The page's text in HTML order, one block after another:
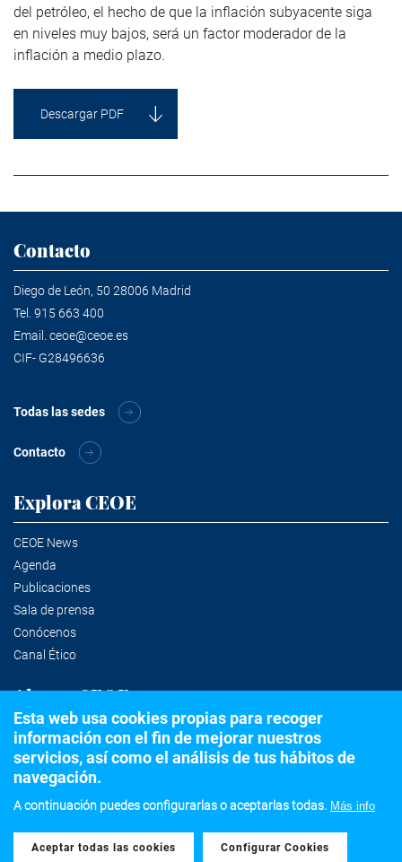
del petróleo, el hecho de que la inflación subyacente siga
en niveles muy bajos, será un factor moderador de la
inflación a medio plazo.
Descargar PDF
Contacto
Diego de León, 50 28006 Madrid
Tel. 915 663 400
Email. ceoe@ceoe.es
CIF- G28496636
Todas las sedes
Contacto
Explora CEOE
CEOE News
Agenda
Publicaciones
Sala de prensa
Conócenos
Canal Ético
Alertas CEOE
Suscríbete a la newsletter
©2020 Confederación Española de Organizaciones Empresariales
Aviso legal
Esta web usa cookies propias para recoger
información con el fin de mejorar nuestros
servicios, así como el análisis de tus hábitos de
navegación.
A continuación puedes configurarlas o aceptarlas todas. Más info
Aceptar todas las cookies
Withdraw consent